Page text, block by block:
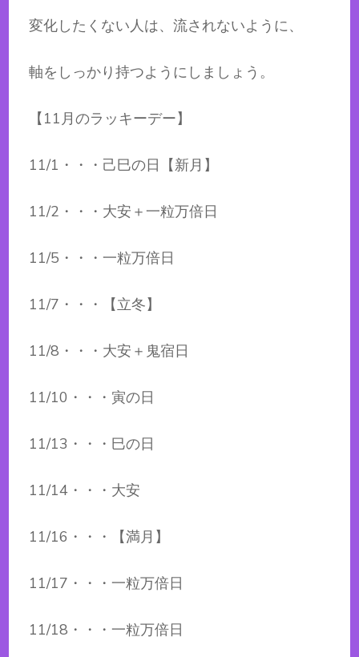
変化したくない人は、流されないように、
軸をしっかり持つようにしましょう。
【11月のラッキーデー】
11/1・・・己巳の日【新月】
11/2・・・大安＋一粒万倍日
11/5・・・一粒万倍日
11/7・・・【立冬】
11/8・・・大安＋鬼宿日
11/10・・・寅の日
11/13・・・巳の日
11/14・・・大安
11/16・・・【満月】
11/17・・・一粒万倍日
11/18・・・一粒万倍日